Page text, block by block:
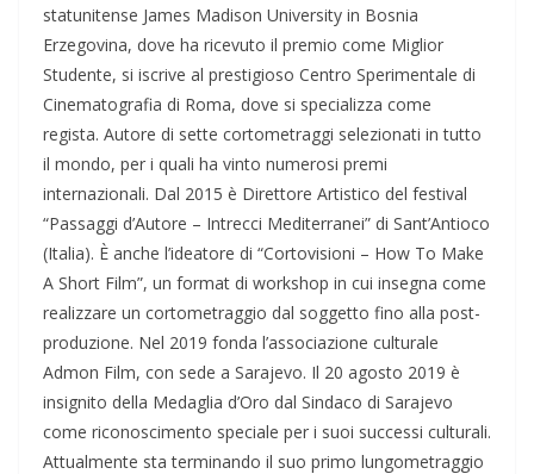
statunitense James Madison University in Bosnia
Erzegovina, dove ha ricevuto il premio come Miglior
Studente, si iscrive al prestigioso Centro Sperimentale di
Cinematografia di Roma, dove si specializza come
regista. Autore di sette cortometraggi selezionati in tutto
il mondo, per i quali ha vinto numerosi premi
internazionali. Dal 2015 è Direttore Artistico del festival
“Passaggi d’Autore – Intrecci Mediterranei” di Sant’Antioco
(Italia). È anche l’ideatore di “Cortovisioni – How To Make
A Short Film”, un format di workshop in cui insegna come
realizzare un cortometraggio dal soggetto fino alla post-
produzione. Nel 2019 fonda l’associazione culturale
Admon Film, con sede a Sarajevo. Il 20 agosto 2019 è
insignito della Medaglia d’Oro dal Sindaco di Sarajevo
come riconoscimento speciale per i suoi successi culturali.
Attualmente sta terminando il suo primo lungometraggio